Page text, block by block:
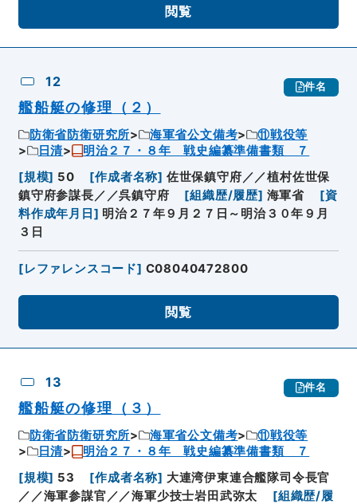
閲覧
12 件名
艦船艇の修理（２）
防衛省防衛研究所 海軍省公文備考
⑪戦役等
日清
明治２７・８年 戦史編纂準備書類 ７
[規模] 50 [作成者名称] 佐世保鎮守府／／植村佐世保
鎮守府参謀長／／呉鎮守府
[組織歴/履歴] 海軍省 [資
料作成年月日 ] 明治２７年９月２７日～明治３０年９月
３日
[レファレンスコード] C08040472800
閲覧
13 件名
艦船艇の修理（３）
防衛省防衛研究所 海軍省公文備考
⑪戦役等
日清
明治２７・８年 戦史編纂準備書類 ７
[規模] 53 [作成者名称] 大連湾伊東連合艦隊司令長官
／／海軍参謀官／／海軍少技士岩田武弥太
[組織歴/履